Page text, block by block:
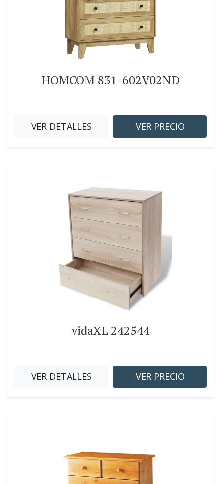
HOMCOM 831-602V02ND
VER DETALLES VER PRECIO
vidaXL 242544
VER DETALLES VER PRECIO